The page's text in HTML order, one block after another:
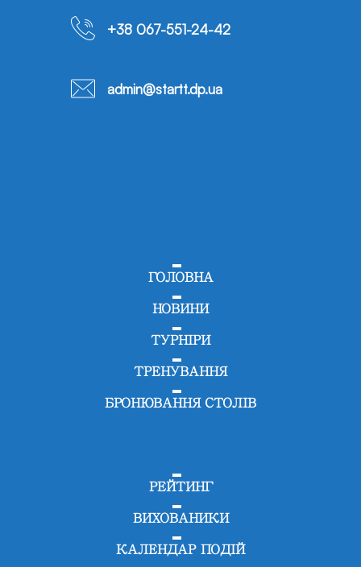
+38 067-551-24-42
admin@startt.dp.ua
ГОЛОВНА
НОВИНИ
ТУРНІРИ
ТРЕНУВАННЯ
БРОНЮВАННЯ СТОЛІВ
РЕЙТИНГ
ВИХОВАНИКИ
КАЛЕНДАР ПОДІЙ